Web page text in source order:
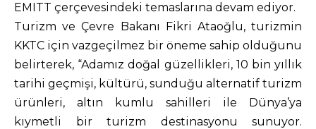
EMITT çerçevesindeki temaslarına devam ediyor.
Turizm ve Çevre Bakanı Fikri Ataoğlu, turizmin
KKTC için vazgeçilmez bir öneme sahip olduğunu
belirterek, “Adamız doğal güzellikleri, 10 bin yıllık
tarihi geçmişi, kültürü, sunduğu alternatif turizm
ürünleri, altın kumlu sahilleri ile Dünya’ya
kıymetli bir turizm destinasyonu sunuyor.